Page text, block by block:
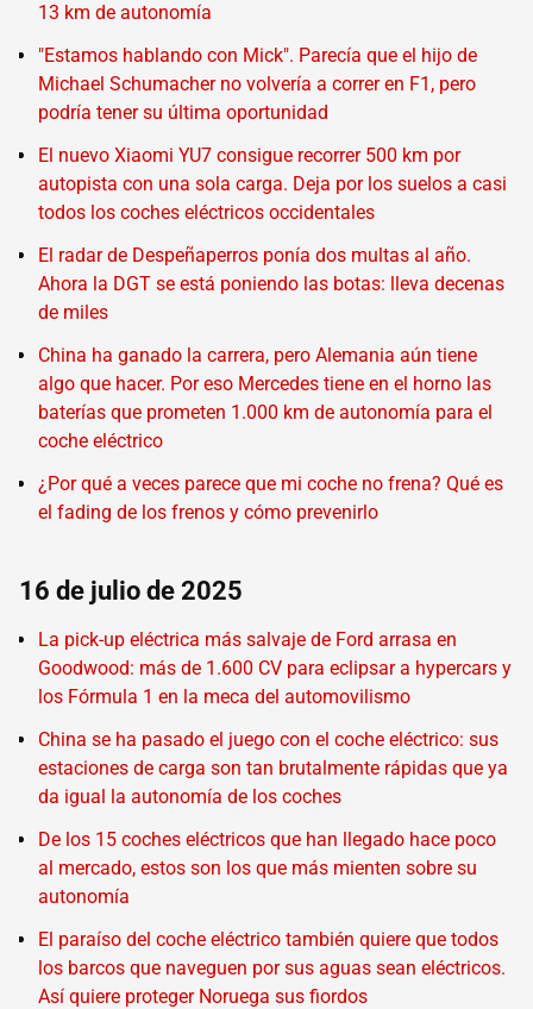
13 km de autonomía
"Estamos hablando con Mick". Parecía que el hijo de
Michael Schumacher no volvería a correr en F1, pero
podría tener su última oportunidad
El nuevo Xiaomi YU7 consigue recorrer 500 km por
autopista con una sola carga. Deja por los suelos a casi
todos los coches eléctricos occidentales
El radar de Despeñaperros ponía dos multas al año.
Ahora la DGT se está poniendo las botas: lleva decenas
de miles
China ha ganado la carrera, pero Alemania aún tiene
algo que hacer. Por eso Mercedes tiene en el horno las
baterías que prometen 1.000 km de autonomía para el
coche eléctrico
¿Por qué a veces parece que mi coche no frena? Qué es
el fading de los frenos y cómo prevenirlo
16 de julio de 2025
La pick-up eléctrica más salvaje de Ford arrasa en
Goodwood: más de 1.600 CV para eclipsar a hypercars y
los Fórmula 1 en la meca del automovilismo
China se ha pasado el juego con el coche eléctrico: sus
estaciones de carga son tan brutalmente rápidas que ya
da igual la autonomía de los coches
De los 15 coches eléctricos que han llegado hace poco
al mercado, estos son los que más mienten sobre su
autonomía
El paraíso del coche eléctrico también quiere que todos
los barcos que naveguen por sus aguas sean eléctricos.
Así quiere proteger Noruega sus fiordos